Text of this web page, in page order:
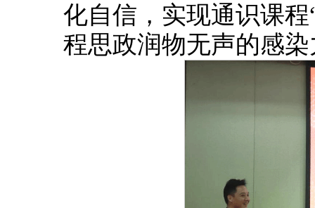
化自信，实现通识课
程思政润物无声的感